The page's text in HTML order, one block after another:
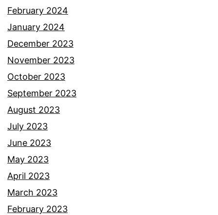
February 2024
January 2024
December 2023
November 2023
October 2023
September 2023
August 2023
July 2023
June 2023
May 2023
April 2023
March 2023
February 2023